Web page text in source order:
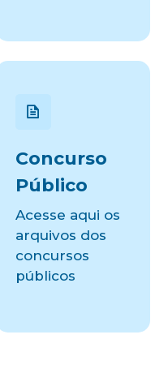
Concurso
Público
Acesse aqui os
arquivos dos
concursos
públicos